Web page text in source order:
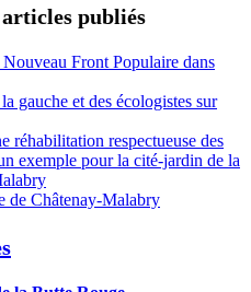
publiés
Front Populaire dans
gauche et des écologistes sur
réhabilitation respectueuse des
exemple pour la cité-jardin de la
de Châtenay-Malabry